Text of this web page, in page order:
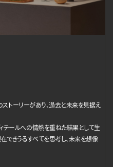
トーリーがあり、過去と未来を見据え
テールへの情熱を重ねた結果として生
できうるすべてを思考し、未来を想像